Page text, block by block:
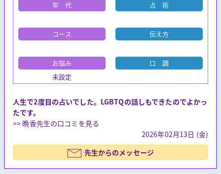
年 代
コース
お悩み
未設定
占 術
伝え方
口 調
人生で2度目の占いでした。LGBTQの話しもできたのでよかっ
たです。
>> 晩香先生の口コミを見る
2026年02月13日 (金)
先生からのメッセージ